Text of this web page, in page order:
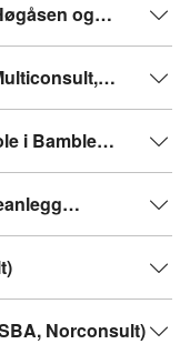
og
i Bamble
Norconsult)